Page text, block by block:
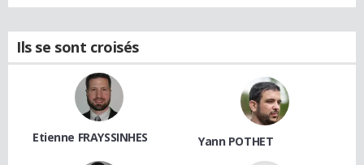
Ils se sont croisés
Etienne FRAYSSINHES Yann POTHET